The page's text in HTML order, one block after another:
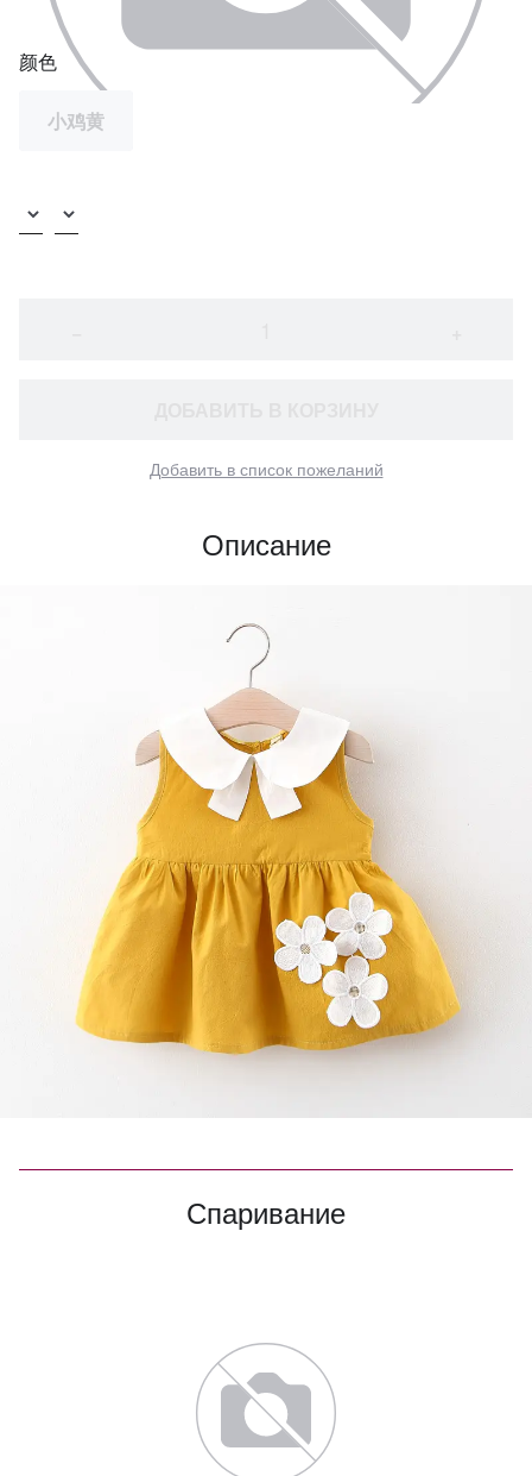
颜色
小鸡黄
Добавить в список пожеланий
Описание
Спаривание